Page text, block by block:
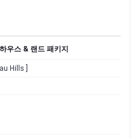
우스 & 랜드 패키지
Hills ]